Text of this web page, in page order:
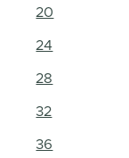
20
24
28
32
36